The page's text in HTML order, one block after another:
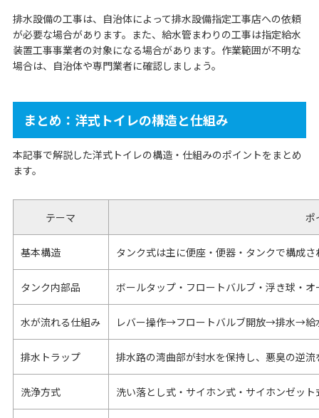
排水設備の工事は、自治体によって排水設備指定工事店への依頼
が必要な場合があります。また、給水管まわりの工事は指定給水
装置工事事業者の対象になる場合があります。作業範囲が不明な
場合は、自治体や専門業者に確認しましょう。
まとめ：洋式トイレの構造と仕組み
本記事で解説した洋式トイレの構造・仕組みのポイントをまとめ
ます。
テーマ ポ
基本構造 タンク式は主に便座・便器・タンクで構成
タンク内部品 ボールタップ・フロートバルブ・浮き球・
水が流れる仕組み レバー操作→フロートバルブ開放→排水→
排水トラップ 排水路の湾曲部が封水を保持し、悪臭の逆
洗浄方式 洗い落とし式・サイホン式・サイホンゼッ